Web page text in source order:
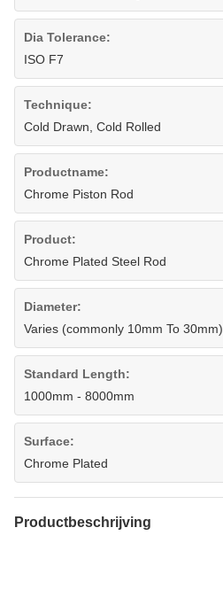
Dia Tolerance:
ISO F7
Technique:
Cold Drawn, Cold Rolled
Productname:
Chrome Piston Rod
Product:
Chrome Plated Steel Rod
Diameter:
Varies (commonly 10mm To 30mm)
Standard Length:
1000mm - 8000mm
Surface:
Chrome Plated
Productbeschrijving